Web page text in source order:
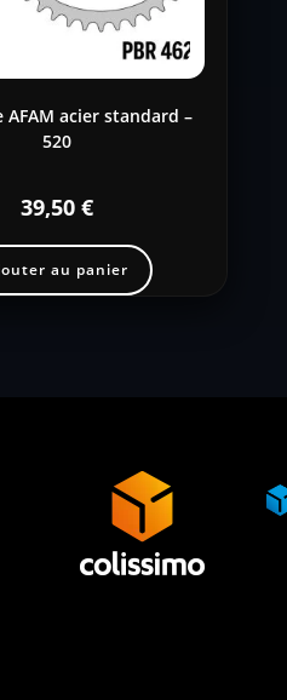
AFAM acier standard –
520
39,50€
au panier